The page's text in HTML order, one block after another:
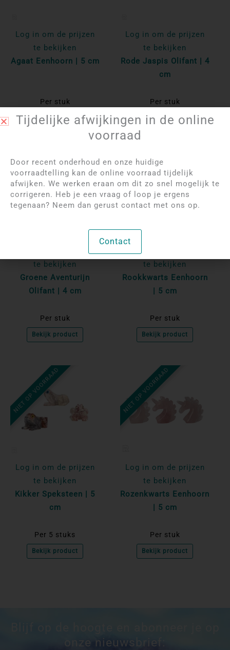
Log in om de prijzen
te bekijken
Agaat Eenhoorn | 5 cm
Per stuk
Bekijk product
Log in om de prijzen
te bekijken
Rode Jaspis Olifant | 4
cm
Per stuk
Bekijk product
Log in om de prijzen
te bekijken
Groene Aventurijn
Olifant | 4 cm
Per stuk
Bekijk product
NIET OP VOORRAAD
Log in om de prijzen
te bekijken
Rookkwarts Eenhoorn
| 5 cm
Per stuk
Bekijk product
NIET OP VOORRAAD
Log in om de prijzen
te bekijken
Kikker Speksteen | 5
cm
Per 5 stuks
Bekijk product
NIET OP VOORRAAD
Log in om de prijzen
te bekijken
Rozenkwarts Eenhoorn
| 5 cm
Per stuk
Bekijk product
onze nieuwsbrief:
Tijdelijke afwijkingen in de online
voorraad
Door recent onderhoud en onze huidige
voorraadtelling kan de online voorraad tijdelijk
afwijken. We werken eraan om dit zo snel mogelijk te
corrigeren. Heb je een vraag of loop je ergens
tegenaan? Neem dan gerust contact met ons op.
Contact